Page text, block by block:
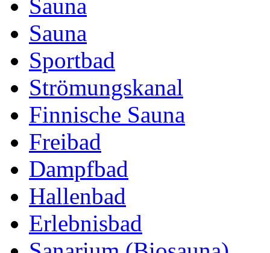
Sauna
Sauna
Sportbad
Strömungskanal
Finnische Sauna
Freibad
Dampfbad
Hallenbad
Erlebnisbad